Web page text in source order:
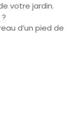
votre jardin.
d’un pied de